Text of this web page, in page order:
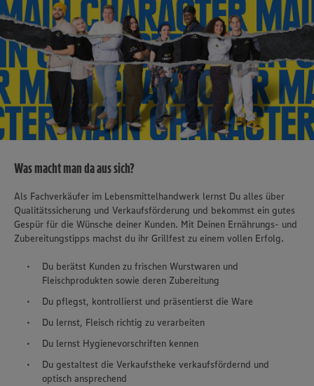
Was macht man da aus sich?
Als Fachverkäufer im Lebensmittelhandwerk lernst Du alles über
Qualitätssicherung und Verkaufsförderung und bekommst ein gutes
Gespür für die Wünsche deiner Kunden. Mit Deinen Ernährungs- und
Zubereitungstipps machst du ihr Grillfest zu einem vollen Erfolg.
Du berätst Kunden zu frischen Wurstwaren und
Fleischprodukten sowie deren Zubereitung
Du pflegst, kontrollierst und präsentierst die Ware
Du lernst, Fleisch richtig zu verarbeiten
Du lernst Hygienevorschriften kennen
Du gestaltest die Verkaufstheke verkaufsfördernd und
optisch ansprechend